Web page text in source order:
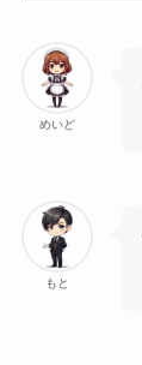
めいど
もと